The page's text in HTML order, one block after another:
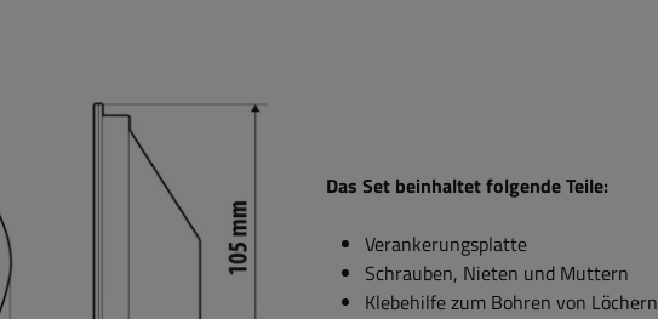
Das Set beinhaltet folgende Teile:
Verankerungsplatte
Schrauben, Nieten und Muttern
Klebehilfe zum Bohren von Löchern